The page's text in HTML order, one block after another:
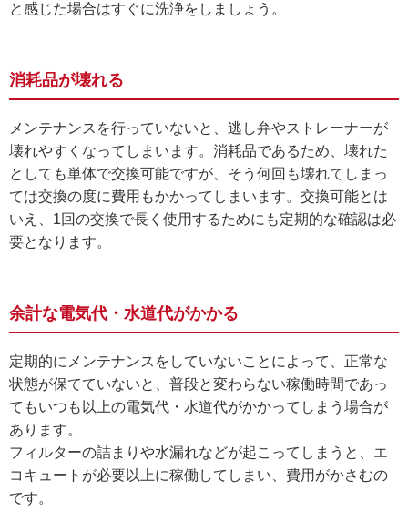
と感じた場合はすぐに洗浄をしましょう。
消耗品が壊れる
メンテナンスを行っていないと、逃し弁やストレーナーが
壊れやすくなってしまいます。消耗品であるため、壊れた
としても単体で交換可能ですが、そう何回も壊れてしまっ
ては交換の度に費用もかかってしまいます。交換可能とは
いえ、1回の交換で長く使用するためにも定期的な確認は必
要となります。
余計な電気代・水道代がかかる
定期的にメンテナンスをしていないことによって、正常な
状態が保てていないと、普段と変わらない稼働時間であっ
てもいつも以上の電気代・水道代がかかってしまう場合が
あります。
フィルターの詰まりや水漏れなどが起こってしまうと、エ
コキュートが必要以上に稼働してしまい、費用がかさむの
です。